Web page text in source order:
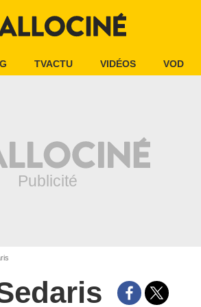
TVACTU VIDÉOS VOD